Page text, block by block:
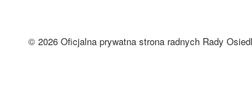
© 2026 Oficjalna prywatna strona radnych Rady